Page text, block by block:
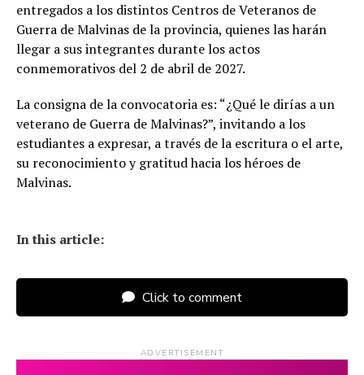
entregados a los distintos Centros de Veteranos de
Guerra de Malvinas de la provincia, quienes las harán
llegar a sus integrantes durante los actos
conmemorativos del 2 de abril de 2027.
La consigna de la convocatoria es: “¿Qué le dirías a un
veterano de Guerra de Malvinas?”, invitando a los
estudiantes a expresar, a través de la escritura o el arte,
su reconocimiento y gratitud hacia los héroes de
Malvinas.
In this article:
Click to comment
ADVERTISEMENT